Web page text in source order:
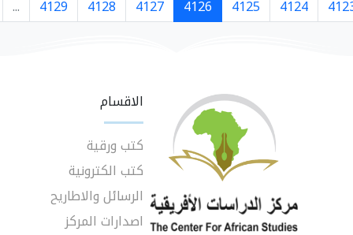
4126
4127
4128
4129
...
7363
7364
›
الاقسام
كتب ورقية
كتب الكترونية
الرسائل والاطاريح
اصدارات المركز